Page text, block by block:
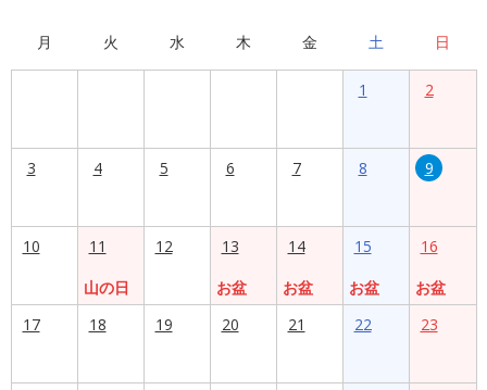
月 火 水 木 金 土 日
1 2
3 4 5 6 7 8 9
10
11
山の日
12
13
お盆
14
お盆
15
お盆
16
お盆
17
18 19 20 21 22 23